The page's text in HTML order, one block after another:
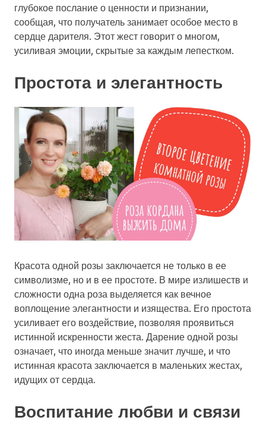
глубокое послание о ценности и признании,
сообщая, что получатель занимает особое место в
сердце дарителя. Этот жест говорит о многом,
усиливая эмоции, скрытые за каждым лепестком.
Простота и элегантность
Красота одной розы заключается не только в ее
символизме, но и в ее простоте. В мире излишеств и
сложности одна роза выделяется как вечное
воплощение элегантности и изящества. Его простота
усиливает его воздействие, позволяя проявиться
истинной искренности жеста. Дарение одной розы
означает, что иногда меньше значит лучше, и что
истинная красота заключается в маленьких жестах,
идущих от сердца.
Воспитание любви и связи